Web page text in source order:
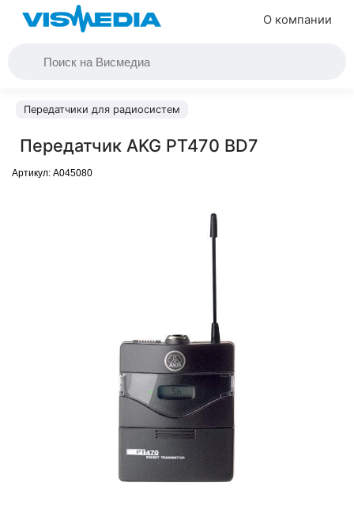
О компании
Передатчики для радиосистем
Передатчик AKG PT470 BD7
Артикул: A045080